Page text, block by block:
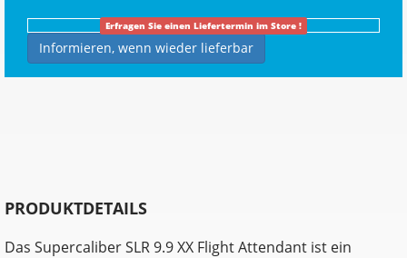
Erfragen Sie einen Liefertermin im Store !
Informieren, wenn wieder lieferbar
PRODUKTDETAILS
Das Supercaliber SLR 9.9 XX Flight Attendant ist ein